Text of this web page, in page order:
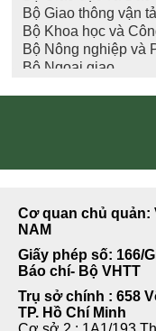
Cơ quan chủ quản:
NAM
Giấy phép số: 166/
Báo chí- Bộ VHTT
Trụ sở chính : 658
TP. Hồ Chí Minh